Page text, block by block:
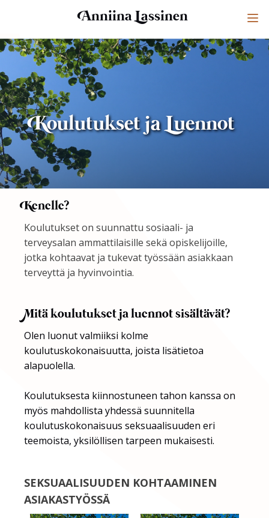
Anniina Lassinen
Koulutukset jaLuennot
Kenelle?
Koulutukset on suunnattu sosiaali- ja
terveysalan ammattilaisille sekä opiskelijoille,
jotka kohtaavat ja tukevat työssään asiakkaan
terveyttä ja hyvinvointia.
Mitä koulutukset ja luennot sisältävät?
Olen luonut valmiiksi kolme
koulutuskokonaisuutta, joista lisätietoa
alapuolella.
Koulutuksesta kiinnostuneen tahon kanssa on
myös mahdollista yhdessä suunnitella
koulutuskokonaisuus seksuaalisuuden eri
teemoista, yksilöllisen tarpeen mukaisesti.
SEKSUAALISUUDEN KOHTAAMINEN
ASIAKASTYÖSSÄ